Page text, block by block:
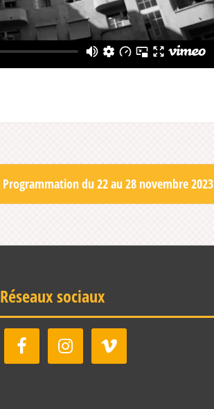
Programmation du 22 au 28 novembre 2023
Réseaux sociaux